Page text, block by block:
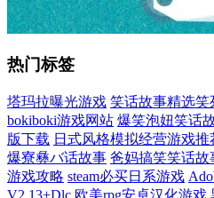
热门标签
塔玛拉曝光游戏 笑话故事精选笑
bokiboki游戏网站 爆笑泡妞笑话
版下载 日式风格模拟经营游戏推
爆寮彝バ话故事 爸妈搞笑笑话故
游戏攻略 steam必买日系游戏
V2.13+Dlc 欧美rpg安卓汉化游戏